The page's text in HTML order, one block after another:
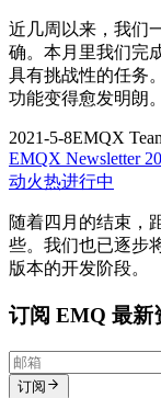
近几周以来，我们
确。本月里我们完
具有挑战性的任务
功能变得愈发明朗。
2021-5-8EMQX
EMQX Newsletter
动火热进行中
随着四月的结束，
些。我们也已逐步
版本的开发阶段。
订阅 EMQ 最新
订阅